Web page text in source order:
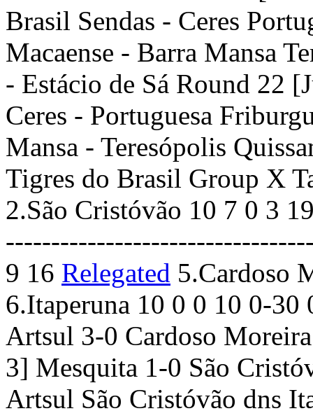
Brasil Sendas - Ceres
Macaense - Barra Mansa
- Estácio de Sá Round 22
Ceres - Portuguesa
Mansa - Teresópolis
Tigres do Brasil Group X
2.São Cristóvão 10 7 0 3
9 16 Relegated 5.Cardoso
6.Itaperuna 10 0 0 10 0-30
Artsul 3-0 Cardoso
3] Mesquita 1-0 São
Artsul São Cristóvão dns